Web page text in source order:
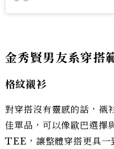
金秀賢男友系穿搭
格紋襯衫
對穿搭沒有靈感的話，襯
佳單品，可以像歐巴選擇
TEE，讓整體穿搭更具一